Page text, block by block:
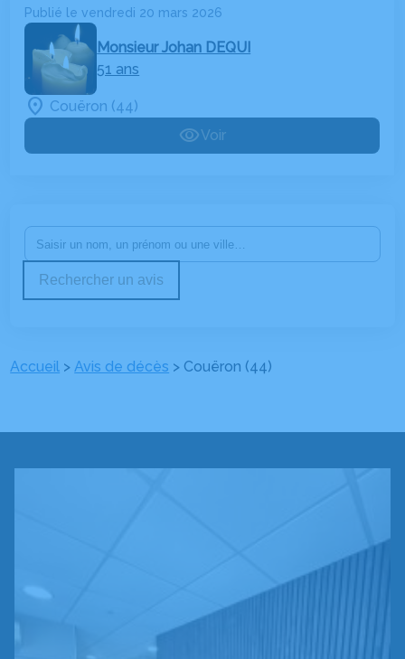
Publié le vendredi 20 mars 2026
Monsieur Johan DEQUI
51 ans
Couëron (44)
Voir
Rechercher un avis
Accueil >Avis de décès > Couëron (44)